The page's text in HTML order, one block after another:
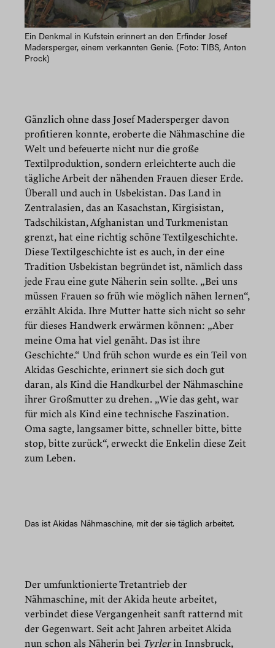
Ein Denkmal in Kufstein erinnert an den Erfinder Josef
Madersperger, einem verkannten Genie. (Foto: TIBS, Anton
Prock)
Gänzlich ohne dass Josef Madersperger davon
profitieren konnte, eroberte die Nähmaschine die
Welt und befeuerte nicht nur die große
Textilproduktion, sondern erleichterte auch die
tägliche Arbeit der nähenden Frauen dieser Erde.
Überall und auch in Usbekistan. Das Land in
Zentralasien, das an Kasachstan, Kirgisistan,
Tadschikistan, Afghanistan und Turkmenistan
grenzt, hat eine richtig schöne Textilgeschichte.
Diese Textilgeschichte ist es auch, in der eine
Tradition Usbekistan begründet ist, nämlich dass
jede Frau eine gute Näherin sein sollte. „Bei uns
müssen Frauen so früh wie möglich nähen lernen“,
erzählt Akida. Ihre Mutter hatte sich nicht so sehr
für dieses Handwerk erwärmen können: „Aber
meine Oma hat viel genäht. Das ist ihre
Geschichte.“ Und früh schon wurde es ein Teil von
Akidas Geschichte, erinnert sie sich doch gut
daran, als Kind die Handkurbel der Nähmaschine
ihrer Großmutter zu drehen. „Wie das geht, war
für mich als Kind eine technische Faszination.
Oma sagte, langsamer bitte, schneller bitte, bitte
stop, bitte zurück“, erweckt die Enkelin diese Zeit
zum Leben.
Das ist Akidas Nähmaschine, mit der sie täglich arbeitet.
Der umfunktionierte Tretantrieb der
Nähmaschine, mit der Akida heute arbeitet,
verbindet diese Vergangenheit sanft ratternd mit
der Gegenwart. Seit acht Jahren arbeitet Akida
nun schon als Näherin bei Tyrlerin Innsbruck,